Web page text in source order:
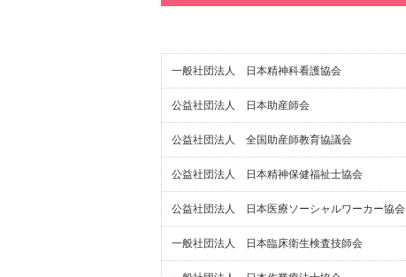
一般社団法人 日本精神科看護協会
公益社団法人 日本助産師会
公益社団法人 全国助産師教育協議会
公益社団法人 日本精神保健福祉士協会
公益社団法人 日本医療ソーシャルワーカー協会
一般社団法人 日本臨床衛生検査技師会